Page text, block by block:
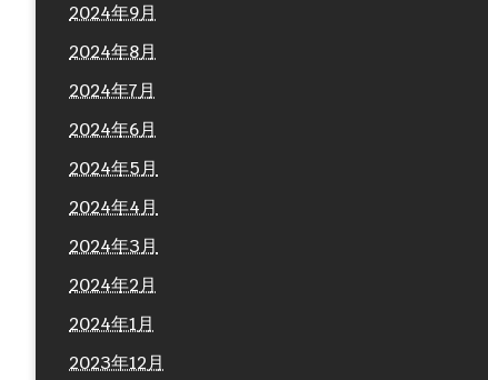
2024年9月
2024年8月
2024年7月
2024年6月
2024年5月
2024年4月
2024年3月
2024年2月
2024年1月
2023年12月